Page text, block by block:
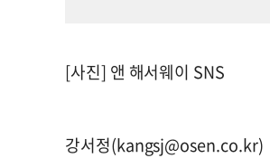
[사진] 앤 해서웨이 SNS
강서정(kangsj@osen.co.kr)